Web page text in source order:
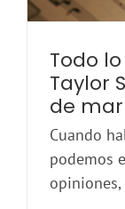
Todo
Taylor
de
Cuando
podemos
opiniones,